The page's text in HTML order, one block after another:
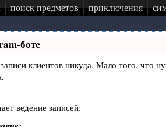
поиск предметов приключения
боте
клиентов никуда. Мало того,
ведение записей: